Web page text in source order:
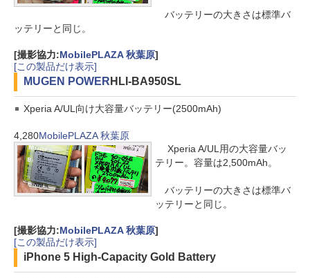
バッテリーの大きさは標準バ
ッテリーと同じ。
[撮影協力:MobilePLAZA 秋葉原]
[この製品だけ表示]
MUGEN POWER HLI-BA950SL
Xperia A/UL向け大容量バッテリー(2500mAh)
4,280MobilePLAZA 秋葉原
Xperia A/UL用の大容量バッ
テリー。容量は2,500mAh。
バッテリーの大きさは標準バ
ッテリーと同じ。
[撮影協力:MobilePLAZA 秋葉原]
[この製品だけ表示]
iPhone 5 High-Capacity Gold Battery